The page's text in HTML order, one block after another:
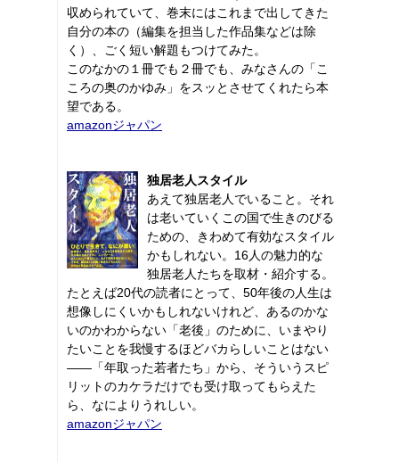
収められていて、巻末にはこれまで出してきた
自分の本の（編集を担当した作品集などは除
く）、ごく短い解題もつけてみた。
このなかの１冊でも２冊でも、みなさんの「こ
ころの奥のかゆみ」をスッとさせてくれたら本
望である。
amazonジャパン
独居老人スタイル
あえて独居老人でいること。それ
は老いていくこの国で生きのびる
ための、きわめて有効なスタイル
かもしれない。16人の魅力的な
独居老人たちを取材・紹介する。
たとえば20代の読者にとって、50年後の人生は
想像しにくいかもしれないけれど、あるのかな
いのかわからない「老後」のために、いまやり
たいことを我慢するほどバカらしいことはない
――「年取った若者たち」から、そういうスピ
リットのカケラだけでも受け取ってもらえた
ら、なによりうれしい。
amazonジャパン